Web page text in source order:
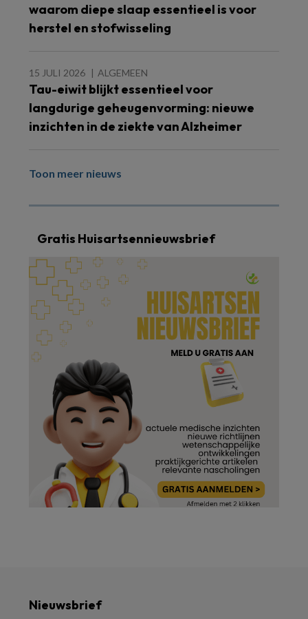
waarom diepe slaap essentieel is voor
herstel en stofwisseling
15 JULI 2026 ALGEMEEN
Tau-eiwit blijkt essentieel voor
langdurige geheugenvorming: nieuwe
inzichten in de ziekte van Alzheimer
Toon meer nieuws
Gratis Huisartsennieuwsbrief
Nieuwsbrief